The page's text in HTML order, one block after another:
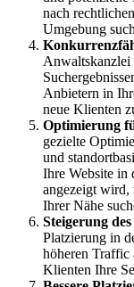
nach
Umgebung
Anwaltskanzlei
Anbietern in
neue Klienten
Optimierung
gezielte
und
Ihre Website in
angezeigt
Ihrer Nähe
Steigerung
Platzierung in
höheren Traffic
Klienten Ihre